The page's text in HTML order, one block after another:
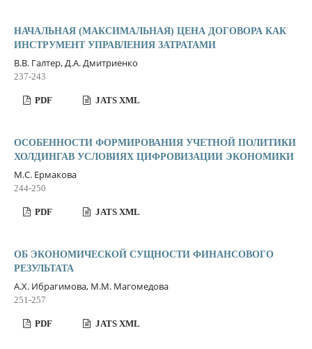
НАЧАЛЬНАЯ (МАКСИМАЛЬНАЯ) ЦЕНА ДОГОВОРА КАК
ИНСТРУМЕНТ УПРАВЛЕНИЯ ЗАТРАТАМИ
В.В. Галтер, Д.А. Дмитриенко
237-243
PDF JATS XML
ОСОБЕННОСТИ ФОРМИРОВАНИЯ УЧЕТНОЙ ПОЛИТИКИ
ХОЛДИНГАВ УСЛОВИЯХ ЦИФРОВИЗАЦИИ ЭКОНОМИКИ
М.С. Ермакова
244-250
PDF JATS XML
ОБ ЭКОНОМИЧЕСКОЙ СУЩНОСТИ ФИНАНСОВОГО
РЕЗУЛЬТАТА
А.Х. Ибрагимова, М.М. Магомедова
251-257
PDF JATS XML